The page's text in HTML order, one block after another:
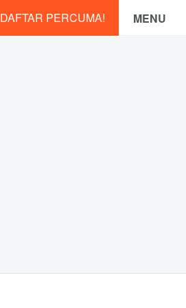
MENU
DAFTAR PERCUMA!